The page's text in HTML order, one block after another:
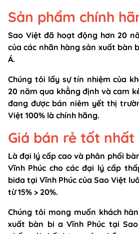
Sản phẩm chính
Sao Việt đã hoạt động hơn 20
của các nhãn hàng sản xuất bàn
Á.
Chúng tôi lấy sự tín nhiệm của
20 năm qua khẳng định và cam
đang được bán niêm yết thị
Việt 100% là chính hãng.
Giá bán rẻ tốt nhất
Là đại lý cấp cao và phân phối
Vĩnh Phúc cho các đại lý cấp
bida tại Vĩnh Phúc của Sao Việt
từ 15% > 20%.
Chúng tôi mong muốn khách
xuất bàn bi a Vĩnh Phúc tại